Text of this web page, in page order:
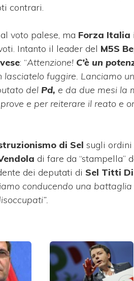
contrari.
voto palese, ma Forza Italia
Intanto il leader del M5S
: “Attenzione! C’è un
lasciatelo fuggire. Lanciamo
del Pd, e da due mesi la
e per reiterare il reato e
di Sel sugli
di fare da “stampella”
dei deputati di Sel Titti
conducendo una